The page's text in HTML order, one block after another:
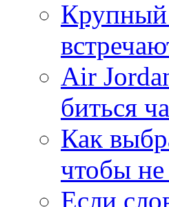
Крупный
Air
биться
Как
чтобы
Если